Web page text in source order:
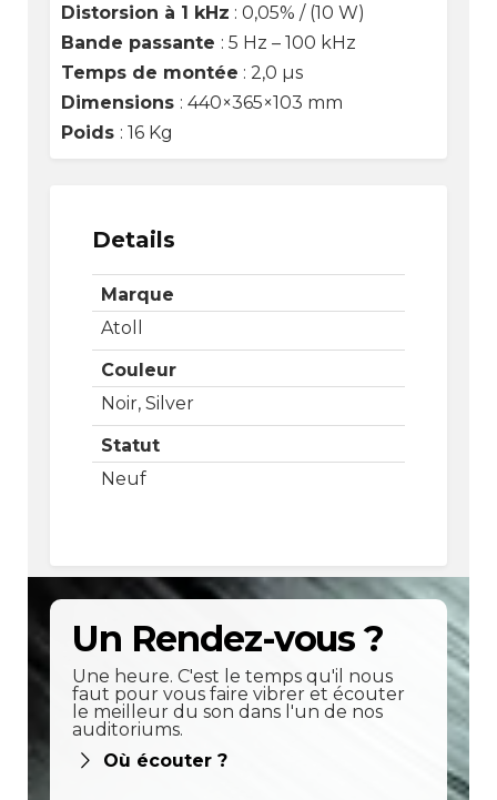
Distorsion à 1 kHz : 0,05% / (10 W)
Bande passante : 5 Hz – 100 kHz
Temps de montée : 2,0 µs
Dimensions : 440×365×103 mm
Poids : 16 Kg
Details
Marque
Atoll
Couleur
Noir, Silver
Statut
Neuf
Un Rendez-vous ?
Une heure. C'est le temps qu'il nous
faut pour vous faire vibrer et écouter
le meilleur du son dans l'un de nos
auditoriums.
Où écouter ?